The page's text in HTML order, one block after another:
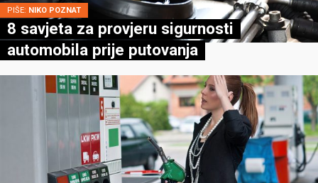
PIŠE: NIKO POZNAT
8 savjeta za provjeru sigurnosti
automobila prije putovanja